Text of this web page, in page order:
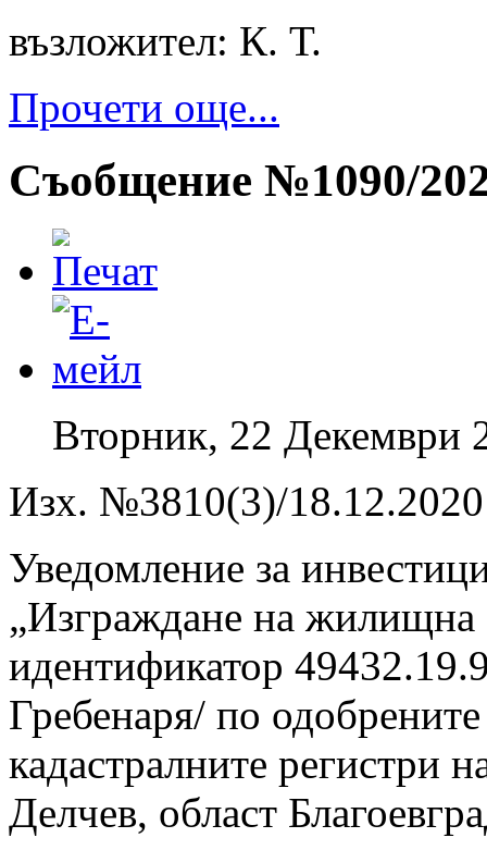
възложител: К. Т.
Прочети още...
Съобщение №1090/
Вторник, 22 Декември
Изх. №3810(3)/18.12.2020
Уведомление за
„Изграждане на жилищна
идентификатор
Гребенаря/ по
кадастралните
Делчев, област